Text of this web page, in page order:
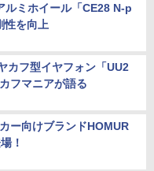
ルミホイール「CE28 N-p
性を向上
カフ型イヤフォン「UU2
フマニアが語る
ー向けブランドHOMUR
！